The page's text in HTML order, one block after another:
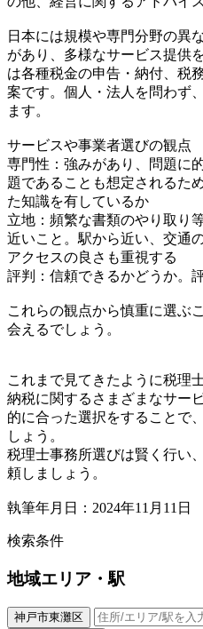
日本には規模や専門分野の異
があり、多様なサービス提供
は各種税金の申告・納付、税
案です。個人・法人を問わず
ます。
サービスや事業者選びの観点
専門性：強みがあり、問題に
題であることも想定されるた
た知識を有しているか
立地：頻繁な書類のやり取り
近いこと。駅から近い、交通
アクセスの良さも重視する
評判：信頼できるかどうか。
これらの観点から慎重に選ぶ
会えるでしょう。
これまで見てきたように税理
納税に関するさまざまなサー
的に合った選択をすることで
しょう。
税理士事務所選びは賢く行い
頼しましょう。
執筆年月日：2024年11月11日
検索条件
地域エリア・駅
神戸市東灘区